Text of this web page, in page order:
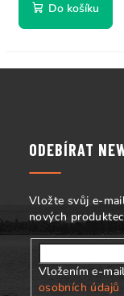
Do košíku
ODEBÍRAT
Vložte svůj e-
nových
Vložením e-
osobních údajů